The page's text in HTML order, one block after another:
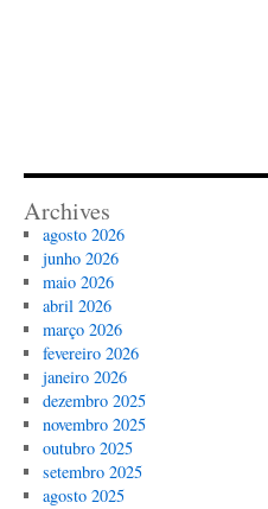
Archives
agosto 2026
junho 2026
maio 2026
abril 2026
março 2026
fevereiro 2026
janeiro 2026
dezembro 2025
novembro 2025
outubro 2025
setembro 2025
agosto 2025